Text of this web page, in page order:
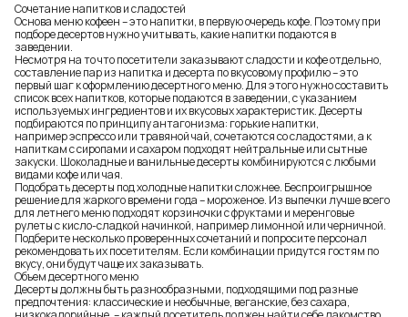
Сочетание напитков и сладостей
Основа меню кофеен – это напитки, в первую очередь кофе. Поэтому при
подборе десертов нужно учитывать, какие напитки подаются в
заведении.
Несмотря на то что посетители заказывают сладости и кофе отдельно,
составление пар из напитка и десерта по вкусовому профилю – это
первый шаг к оформлению десертного меню. Для этого нужно составить
список всех напитков, которые подаются в заведении, с указанием
используемых ингредиентов и их вкусовых характеристик. Десерты
подбираются по принципу антагонизма: горькие напитки,
например эспрессо или травяной чай, сочетаются со сладостями, а к
напиткам с сиропами и сахаром подходят нейтральные или сытные
закуски. Шоколадные и ванильные десерты комбинируются с любыми
видами кофе или чая.
Подобрать десерты под холодные напитки сложнее. Беспроигрышное
решение для жаркого времени года – мороженое. Из выпечки лучше всего
для летнего меню подходят корзиночки с фруктами и меренговые
рулеты с кисло-сладкой начинкой, например лимонной или черничной.
Подберите несколько проверенных сочетаний и попросите персонал
рекомендовать их посетителям. Если комбинации придутся гостям по
вкусу, они будут чаще их заказывать.
Объем десертного меню
Десерты должны быть разнообразными, подходящими под разные
предпочтения: классические и необычные, веганские, без сахара,